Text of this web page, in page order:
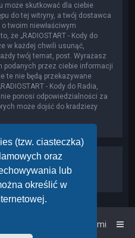
(tzw. ciasteczka)
oraz
lub
określić w
może skutkować dla ciebie
do tej witryny, a twój dostawca
twoim niewłaściwym
że „RADIOSTART - Kody do
w każdej chwili usunąć,
twój temat, post. Wyrażasz
podanych przez ciebie informacji
te nie będą przekazywane
- Kody do Radia,
ponosi odpowiedzialności za
może dojść do kradzieży
Kontakt z nami